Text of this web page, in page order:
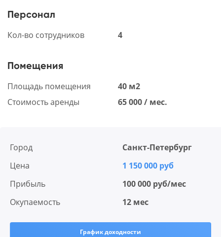
Персонал
Кол-во сотрудников 4
Помещения
Площадь помещения
40 м2
Стоимость аренды
65 000 / мес.
Город
Санкт-Петербург
Цена
1 150 000 руб
Прибыль
100 000 руб/мес
Окупаемость
12 мес
График доходности